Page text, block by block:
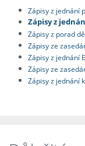
Zápisy z jednání
Zápisy z
Zápisy z porad
Zápisy ze
Zápisy z jednání
Zápisy ze
Zápisy z jednání